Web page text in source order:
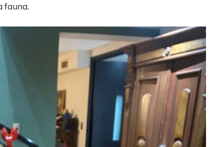
fauna.